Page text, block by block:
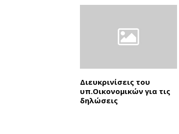
Διευκρινίσεις του
υπ.Οικονομικών για τις
δηλώσεις